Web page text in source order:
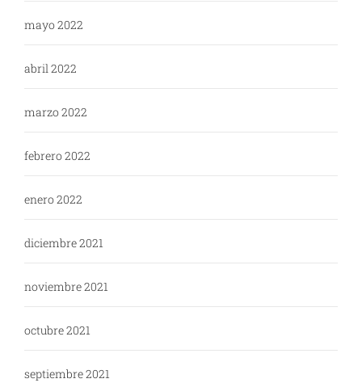
mayo 2022
abril 2022
marzo 2022
febrero 2022
enero 2022
diciembre 2021
noviembre 2021
octubre 2021
septiembre 2021